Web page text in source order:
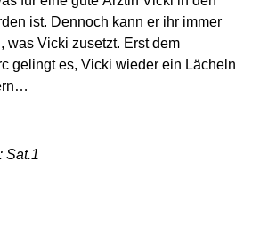
ist. Dennoch kann er ihr immer
was Vicki zusetzt. Erst dem
gelingt es, Vicki wieder ein Lächeln
Sat.1